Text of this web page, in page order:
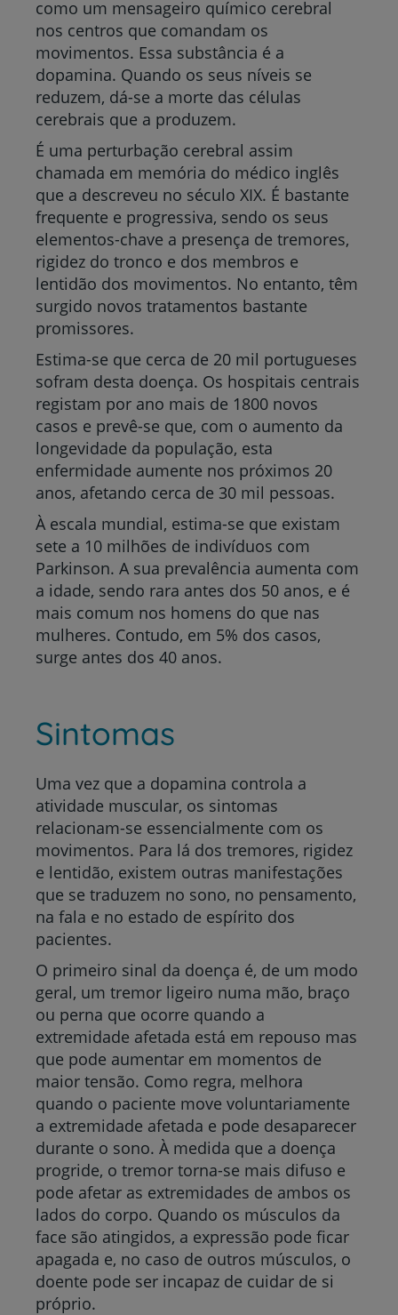
como um mensageiro químico cerebral
nos centros que comandam os
movimentos. Essa substância é a
dopamina. Quando os seus níveis se
reduzem, dá-se a morte das células
cerebrais que a produzem.
É uma perturbação cerebral assim
chamada em memória do médico inglês
que a descreveu no século XIX. É bastante
frequente e progressiva, sendo os seus
elementos-chave a presença de tremores,
rigidez do tronco e dos membros e
lentidão dos movimentos. No entanto, têm
surgido novos tratamentos bastante
promissores.
Estima-se que cerca de 20 mil portugueses
sofram desta doença. Os hospitais centrais
registam por ano mais de 1800 novos
casos e prevê-se que, com o aumento da
longevidade da população, esta
enfermidade aumente nos próximos 20
anos, afetando cerca de 30 mil pessoas.
À escala mundial, estima-se que existam
sete a 10 milhões de indivíduos com
Parkinson. A sua prevalência aumenta com
a idade, sendo rara antes dos 50 anos, e é
mais comum nos homens do que nas
mulheres. Contudo, em 5% dos casos,
surge antes dos 40 anos.
Sintomas
Uma vez que a dopamina controla a
atividade muscular, os sintomas
relacionam-se essencialmente com os
movimentos. Para lá dos tremores, rigidez
e lentidão, existem outras manifestações
que se traduzem no sono, no pensamento,
na fala e no estado de espírito dos
pacientes.
O primeiro sinal da doença é, de um modo
geral, um tremor ligeiro numa mão, braço
ou perna que ocorre quando a
extremidade afetada está em repouso mas
que pode aumentar em momentos de
maior tensão. Como regra, melhora
quando o paciente move voluntariamente
a extremidade afetada e pode desaparecer
durante o sono. À medida que a doença
progride, o tremor torna-se mais difuso e
pode afetar as extremidades de ambos os
lados do corpo. Quando os músculos da
face são atingidos, a expressão pode ficar
apagada e, no caso de outros músculos, o
doente pode ser incapaz de cuidar de si
próprio.